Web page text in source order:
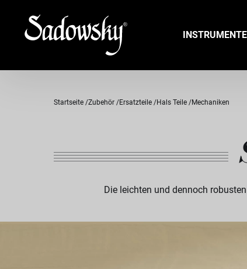
INSTRUMENTE
Startseite Zubehör Ersatzteile Hals Teile Mechaniken
Die leichten und dennoch